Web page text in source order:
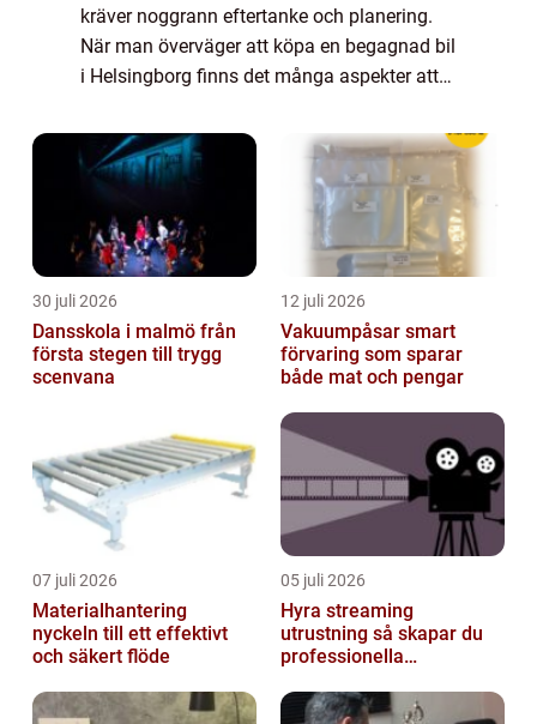
kräver noggrann eftertanke och planering.
När man överväger att köpa en begagnad bil
i Helsingborg finns det många aspekter att
30 juli 2026
Dansskola i malmö från
första stegen till trygg
scenvana
12 juli 2026
Vakuumpåsar smart
förvaring som sparar
både mat och pengar
07 juli 2026
Materialhantering
nyckeln till ett effektivt
och säkert flöde
05 juli 2026
Hyra streaming
utrustning så skapar du
professionella